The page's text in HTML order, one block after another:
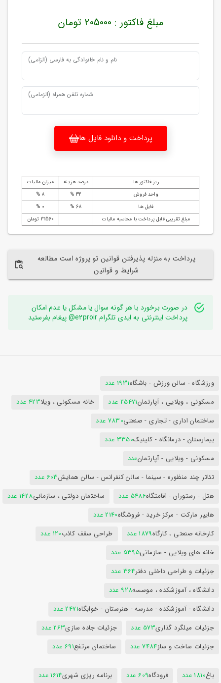
مبلغ فاکتور : 205000 تومان
نام و نام خانوادگی به فارسی (الزامی)
شماره تلفن همراه (الزمامی)
پرداخت و دانلود فایل ها
ریز فاکتور ها درصد هزینه
میزان مالیات
واحد فروش
32 %
8 %
فایل ها
68 %
0 %
مبلغ تقریبی قابل پرداخت با محاسبه مالیات
211560 تومان
پرداخت به منزله پذیرفتن قوانین تو پروژه است مطالعه
شرایط و قوانین
در صورت برخورد با هر گونه سوال یا مشکل یا عدم امکان
پرداخت اینترنتی به ایدی تلگرام e2proir@ پیغام بفرستید
ورزشگاه - سالن ورزش - باشگاه1931 عدد
مسکونی ، ویلایی ، آپارتمان25471 عدد خانه مسکونی ، ویلا423 عدد
ساختمان اداری - تجاری - صنعتی7830 عدد
بیمارستان - درمانگاه - کلینیک3350 عدد
مسکونی - ویلایی - آپارتمانعدد
تئاتر چند منظوره - سینما - سالن کنفرانس - سالن همایش603 عدد
هتل - رستوران - اقامتگاه5486 عدد ساختمان دولتی ، سازمانی1428 عدد
هایپر مارکت - مرکز خرید - فروشگاه2140 عدد
کارخانه صنعتی ، کارگاه1879 عدد طراحی سقف کاذب120 عدد
خانه های ویلایی - سازمانی5395 عدد
جزئیات و طراحی داخلی دفتر364 عدد
دانشگاه ، آموزشکده ، موسسه928 عدد
دانشگاه - آموزشکده - مدرسه - هنرستان - خوابگاه2471 عدد
جزئیات میلگرد گذاری573 عدد جزئیات جاده سازی263 عدد
جزئیات ساخت و ساز7484 عدد ساختمان مرتفع691 عدد
باغ1810 عدد فرودگاه609 عدد برنامه ریزی شهری1614 عدد